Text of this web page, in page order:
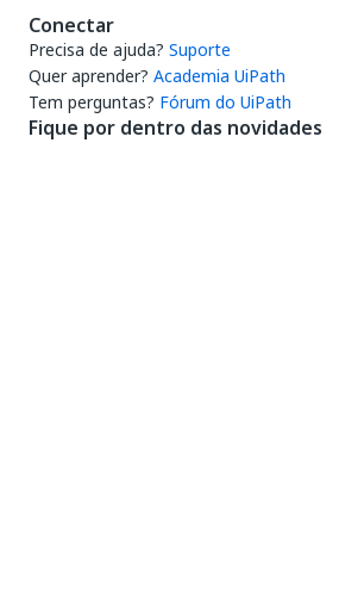
Conectar
Precisa de ajuda? Suporte
Quer aprender? Academia UiPath
Tem perguntas? Fórum do UiPath
Fique por dentro das novidades